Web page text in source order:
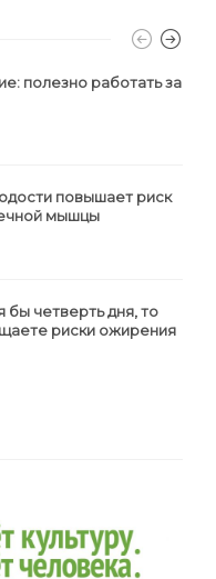
полезно работать за
повышает риск
мышцы
бы четверть дня, то
риски ожирения